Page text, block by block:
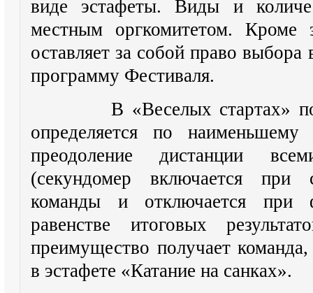
виде эстафеты. Виды и
местным оргкомитетом. Кроме
оставляет за собой право
программу Фестиваля.
В «Веселых стартах»
определяется по
преодоление дистанции
(секундомер включается при
команды и отключается при
равенстве итоговых
преимущество получает
в эстафете «Катание на санках».